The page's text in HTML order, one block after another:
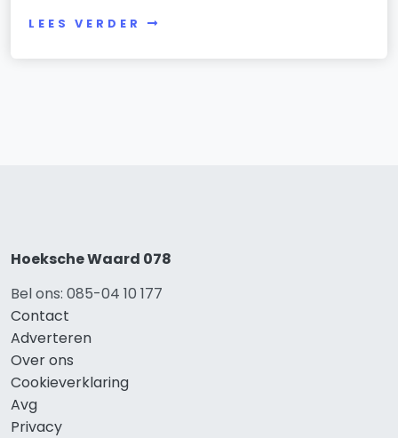
LEES VERDER
Hoeksche Waard 078
Bel ons: 085-04 10 177
Contact
Adverteren
Over ons
Cookieverklaring
Avg
Privacy